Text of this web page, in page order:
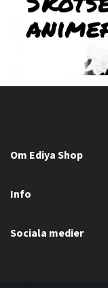
Om Ediya Shop
Info
Sociala medier